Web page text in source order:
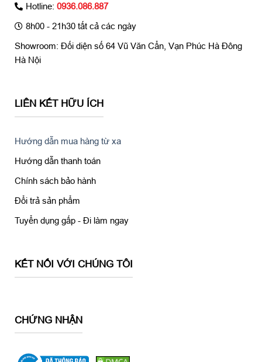
Hotline: 0936.086.887
8h00 - 21h30 tất cả các ngày
Showroom: Đối diện số 64 Vũ Văn Cẩn, Vạn Phúc Hà Đông
Hà Nội
LIÊN KẾT HỮU ÍCH
Hướng dẫn mua hàng từ xa
Hướng dẫn thanh toán
Chính sách bảo hành
Đổi trả sản phẩm
Tuyển dụng gấp - Đi làm ngay
KẾT NỐI VỚI CHÚNG TÔI
CHỨNG NHẬN